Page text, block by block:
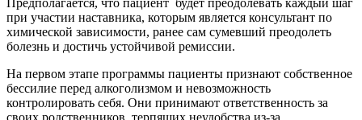
Предполагается, что пациент будет преодолевать каждый шаг
при участии наставника, которым является консультант по
химической зависимости, ранее сам сумевший преодолеть
болезнь и достичь устойчивой ремиссии.
На первом этапе программы пациенты признают собственное
бессилие перед алкоголизмом и невозможность
контролировать себя. Они принимают ответственность за